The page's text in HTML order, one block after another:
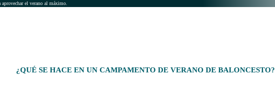
el verano al máximo.
¿QUÉ SE HACE EN UN CAMPAMENTO DE VERANO DE BALONCESTO?